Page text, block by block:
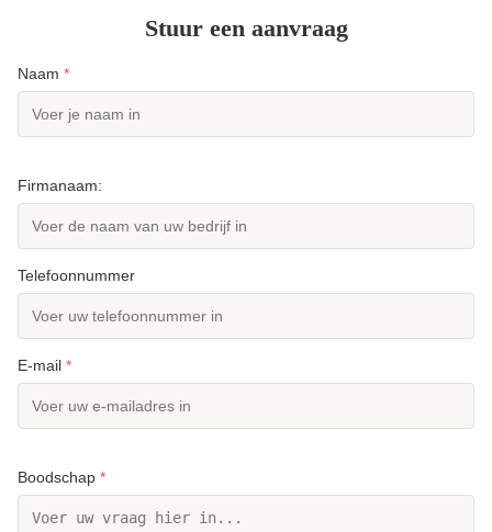
Stuur een aanvraag
Naam *
Firmanaam:
Telefoonnummer
E-mail *
Boodschap *